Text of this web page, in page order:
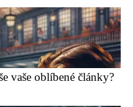
vaše oblíbené články?